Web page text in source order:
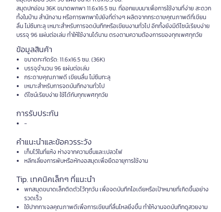
สมุดปกอ่อน 36K ขนาดพกพา 11.6x16.5 ซม. ที่ออกแบบมาเพื่อการใช้งานที่ง่าย สะดวก
ทั้งในบ้าน สำนักงาน หรือการพกพาไปยังที่ต่างๆ ผลิตจากกระดาษคุณภาพดีที่เขียน
ลื่น ไม่ซึมทะลุ เหมาะสำหรับการจดบันทึกหรือเขียนงานทั่วไป อีกทั้งยังมีดีไซน์เรียบง่าย
บรรจุ 96 แผ่นต่อเล่ม ทำให้ใช้งานได้นาน ตรงตามความต้องการของทุกเพศทุกวัย
ข้อมูลสินค้า
ขนาดกะทัดรัด: 11.6x16.5 ซม. (36K)
บรรจุจำนวน 96 แผ่นต่อเล่ม
กระดาษคุณภาพดี เขียนลื่น ไม่ซึมทะลุ
เหมาะสำหรับการจดบันทึกงานทั่วไป
ดีไซน์เรียบง่าย ใช้ได้กับทุกเพศทุกวัย
การรับประกัน
-
คำแนะนำและข้อควรระวัง
เก็บไว้ในที่แห้ง ห่างจากความชื้นและเปลวไฟ
หลีกเลี่ยงการพับหรือหักงอสมุดเพื่อยืดอายุการใช้งาน
Tip. เทคนิคเล็กๆ ที่แนะนำ
พกสมุดขนาดเล็กติดตัวไว้ทุกวัน เพื่อจดบันทึกไอเดียหรือเป้าหมายที่เกิดขึ้นอย่าง
รวดเร็ว
ใช้ปากกาเจลคุณภาพดีเพื่อการเขียนที่ลื่นไหลยิ่งขึ้น ทำให้งานจดบันทึกดูสวยงาม